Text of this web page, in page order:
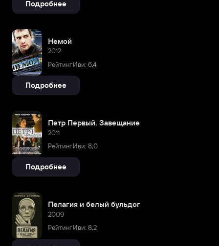
Подробнее
Немой
2012
Рейтинг Иви: 6,4
Подробнее
Петр Первый. Завещание
2011
Рейтинг Иви: 8,0
Подробнее
Пелагия и белый бульдог
2009
Рейтинг Иви: 8,2